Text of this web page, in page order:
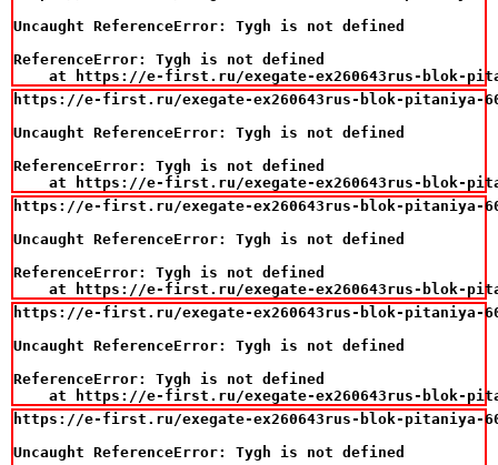
Uncaught ReferenceError: Tygh is not defined
ReferenceError: Tygh is not defined
at https://e-first.ru/exegate-ex260643rus-blok-
https://e-first.ru/exegate-ex260643rus-blok-pitaniya-
Uncaught ReferenceError: Tygh is not defined
ReferenceError: Tygh is not defined
at https://e-first.ru/exegate-ex260643rus-blok-
https://e-first.ru/exegate-ex260643rus-blok-pitaniya-
Uncaught ReferenceError: Tygh is not defined
ReferenceError: Tygh is not defined
at https://e-first.ru/exegate-ex260643rus-blok-
https://e-first.ru/exegate-ex260643rus-blok-pitaniya-
Uncaught ReferenceError: Tygh is not defined
ReferenceError: Tygh is not defined
at https://e-first.ru/exegate-ex260643rus-blok-
https://e-first.ru/exegate-ex260643rus-blok-pitaniya-
Uncaught ReferenceError: Tygh is not defined